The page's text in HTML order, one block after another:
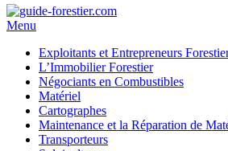
Menu
Exploitants et Entrepreneurs
L’Immobilier Forestier
Négociants en Combustibles
Matériel
Cartographes
Maintenance et la Réparation de
Transporteurs